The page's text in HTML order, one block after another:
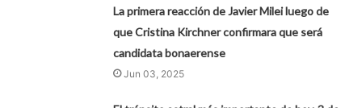
La primera reacción de Javier Milei luego de
que Cristina Kirchner confirmara que será
candidata bonaerense
Jun 03, 2025